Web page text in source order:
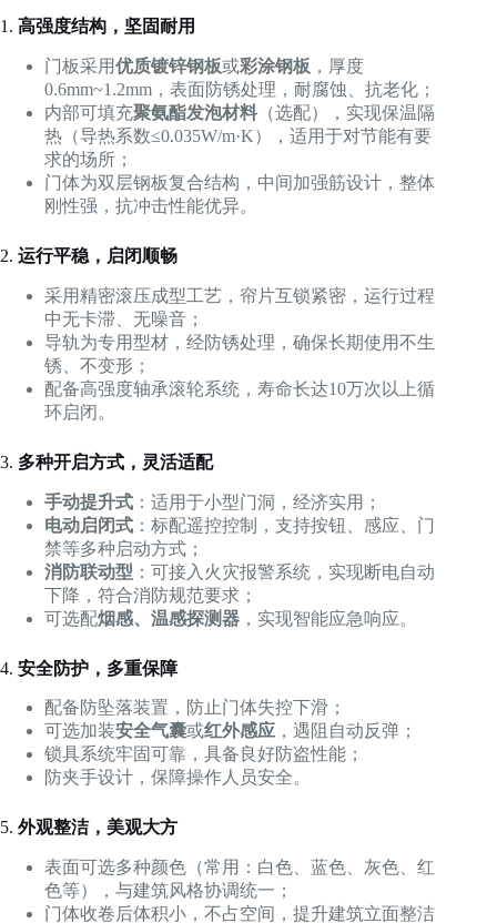
1. 高强度结构，坚固耐用
门板采用优质镀锌钢板或彩涂钢板 ，厚度
0.6mm~1.2mm，表面防锈处理，耐腐蚀、抗老化；
内部可填充聚氨酯发泡材料 （选配），实现保温隔
热（导热系数≤0.035W/m·K），适用于对节能有要
求的场所；
门体为双层钢板复合结构，中间加强筋设计，整体
刚性强，抗冲击性能优异。
2. 运行平稳，启闭顺畅
采用精密滚压成型工艺，帘片互锁紧密，运行过程
中无卡滞、无噪音；
导轨为专用型材，经防锈处理，确保长期使用不生
锈、不变形；
配备高强度轴承滚轮系统，寿命长达10万次以上循
环启闭。
3. 多种开启方式，灵活适配
手动提升式 ：适用于小型门洞，经济实用；
电动启闭式 ：标配遥控控制，支持按钮、感应、门
禁等多种启动方式；
消防联动型 ：可接入火灾报警系统，实现断电自动
下降，符合消防规范要求；
可选配烟感、温感探测器 ，实现智能应急响应。
4. 安全防护，多重保障
配备防坠落装置，防止门体失控下滑；
可选加装安全气囊或红外感应 ，遇阻自动反弹；
锁具系统牢固可靠，具备良好防盗性能；
防夹手设计，保障操作人员安全。
5. 外观整洁，美观大方
表面可选多种颜色（常用：白色、蓝色、灰色、红
色等），与建筑风格协调统一；
门体收卷后体积小，不占空间，提升建筑立面整洁